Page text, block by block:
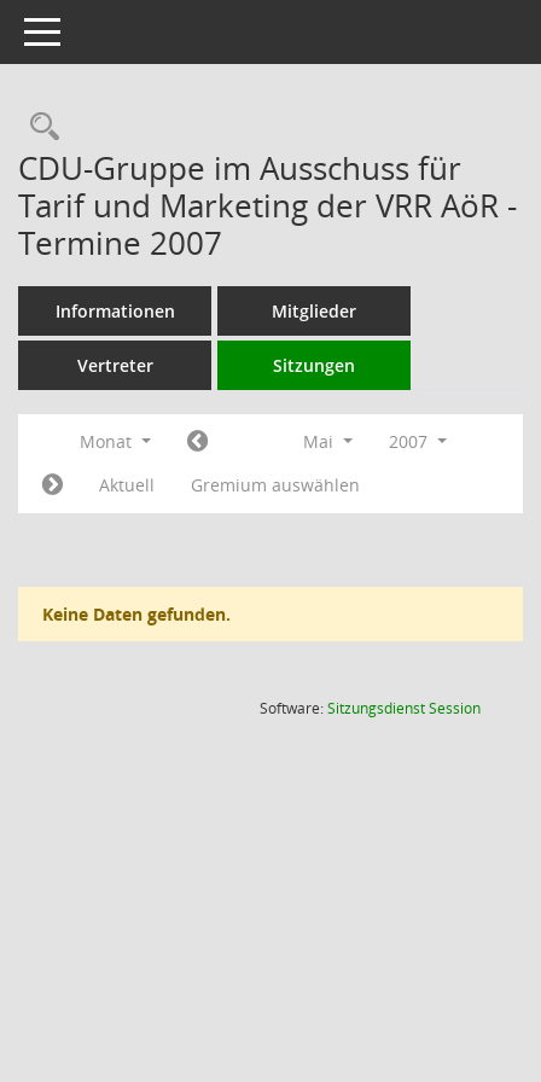
Toggle navigation
Rechercheauswahl
CDU-Gruppe im Ausschuss für
Tarif und Marketing der VRR AöR -
Termine 2007
Informationen Mitglieder
Vertreter Sitzungen
Monat Mai
2007
Aktuell
Gremium auswählen
Keine Daten gefunden.
Software:SitzungsdienstSession(Wird in